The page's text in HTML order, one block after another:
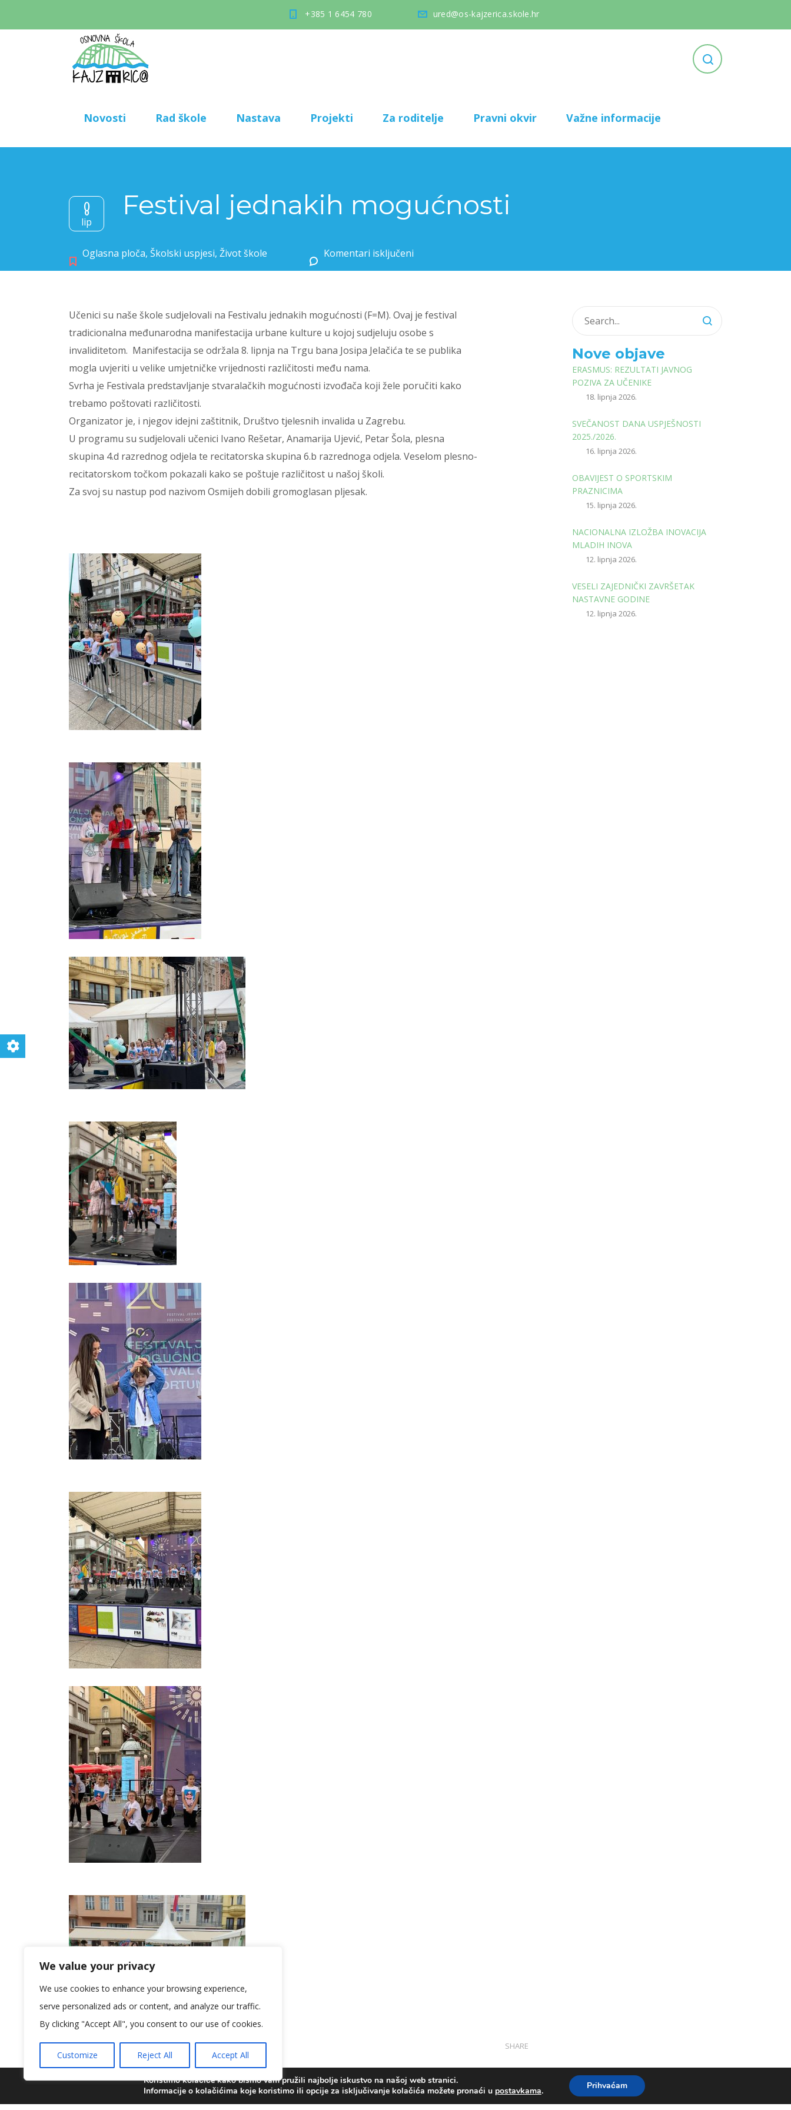
We value your privacy
We use cookies to enhance your browsing experience,
serve personalized ads or content, and analyze our traffic.
By clicking "Accept All", you consent to our use of cookies.
Customize Reject All Accept All
+385 1 6454 780 ured@os-kajzerica.skole.hr
Novosti Rad škole Nastava Projekti Za roditelje Pravni okvir Važne informacije
8
lip
Festival jednakih mogućnosti
Oglasna ploča, Školski uspjesi, Život škole Komentari isključeni
Učenici su naše škole sudjelovali na Festivalu jednakih mogućnosti (F=M). Ovaj je festival
tradicionalna međunarodna manifestacija urbane kulture u kojoj sudjeluju osobe s
invaliditetom. Manifestacija se održala 8. lipnja na Trgu bana Josipa Jelačića te se publika
mogla uvjeriti u velike umjetničke vrijednosti različitosti među nama.
Svrha je Festivala predstavljanje stvaralačkih mogućnosti izvođača koji žele poručiti kako
trebamo poštovati različitosti.
Organizator je, i njegov idejni zaštitnik, Društvo tjelesnih invalida u Zagrebu.
U programu su sudjelovali učenici Ivano Rešetar, Anamarija Ujević, Petar Šola, plesna
skupina 4.d razrednog odjela te recitatorska skupina 6.b razrednoga odjela. Veselom plesno-
recitatorskom točkom pokazali kako se poštuje različitost u našoj školi.
Za svoj su nastup pod nazivom Osmijeh dobili gromoglasan pljesak.
SHARE
Nove objave
ERASMUS: REZULTATI JAVNOG
POZIVA ZA UČENIKE
18. lipnja 2026.
SVEČANOST DANA USPJEŠNOSTI
2025./2026.
16. lipnja 2026.
OBAVIJEST O SPORTSKIM
PRAZNICIMA
15. lipnja 2026.
NACIONALNA IZLOŽBA INOVACIJA
MLADIH INOVA
12. lipnja 2026.
VESELI ZAJEDNIČKI ZAVRŠETAK
NASTAVNE GODINE
12. lipnja 2026.
Koristimo kolačiće kako bismo vam pružili najbolje iskustvo na našoj web stranici.
Informacije o kolačićima koje koristimo ili opcije za isključivanje kolačića možete pronaći u postavkama. Prihvaćam